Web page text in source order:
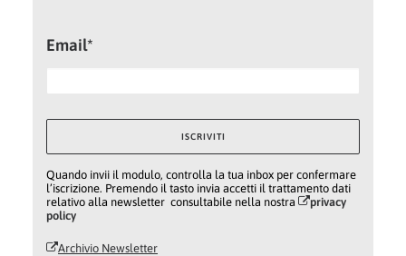
Email*
Quando invii il modulo, controlla la tua inbox per confermare
l’iscrizione. Premendo il tasto invia accetti il trattamento dati
relativo alla newsletter consultabile nella nostra
privacy
policy
Archivio Newsletter